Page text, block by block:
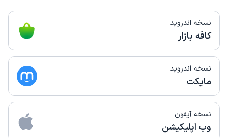
نسخه اندروید
کافه بازار
نسخه اندروید
مایکت
نسخه آیفون
وب اپلیکیشن